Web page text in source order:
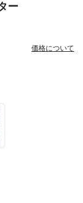
ー
価格について